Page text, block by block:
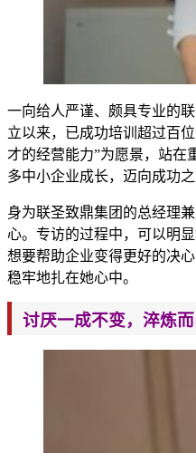
一向给人严谨、颇具专业的
立以来，已成功培训超过百
才的经营能力”为愿景，站在
多中小企业成长，迈向成功之
身为联圣致鼎集团的总经理兼
心。专访的过程中，可以明
想要帮助企业变得更好的决
稳牢地扎在她心中。
讨厌一成不变，淬炼